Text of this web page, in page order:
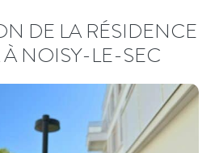
DE LA RÉSIDENCE
NOISY-LE-SEC